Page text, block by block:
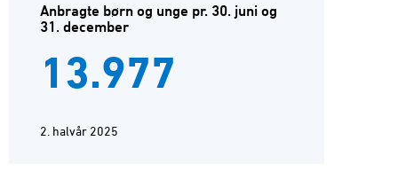
Anbragte børn og unge pr. 30. juni og
31. december
13.977
2. halvår 2025